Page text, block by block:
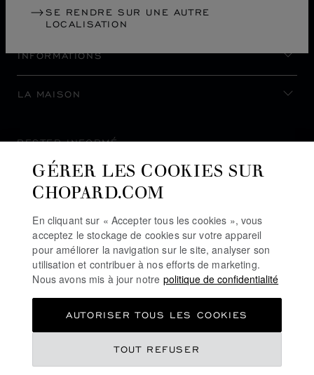
SE RENDRE SUR UNE AUTRE
LOCALISATION
NOUS CONTACTER
INFORMATIONS
LA MAISON
RESTER INFORMÉ
S’INSCRIRE À LA NEWSLETTER
POLITIQUE DES COOKIES
GÉRER LES COOKIES SUR
CHOPARD.COM
En cliquant sur « Accepter tous les cookies », vous
acceptez le stockage de cookies sur votre appareil
pour améliorer la navigation sur le site, analyser son
utilisation et contribuer à nos efforts de marketing.
Nous avons mis à jour notre politique de confidentialité
TOUT REFUSER
AUTORISER TOUS LES COOKIES